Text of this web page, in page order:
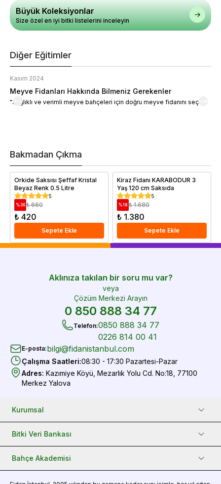
Büyük Koleksiyonlar
Size özel en iyi bitki listelerini inceleyin
Diğer Eğitimler
Kasım 2024
Meyve Fidanları Hakkında Bilmeniz Gerekenler
"Sağlıklı ve verimli meyve bahçeleri için doğru meyve fidanını seçin."
Bakmadan Çıkma
Orkide Saksısı Şeffaf Kristal
Beyaz Renk 0.5 Litre
5
%36 ₺ 660
₺ 420
Sepete Ekle
Kiraz Fidanı KARABODUR 3
Yaş 120 cm Saksıda
5
%18 ₺ 1.680
₺ 1.380
Sepete Ekle
Aklınıza takılan bir soru mu var?
veya
Çözüm Merkezi Arayın
0 850 888 34 77
Telefon:0850 888 34 77
0226 814 00 41
E-posta:bilgi@fidanistanbul.com
Çalışma Saatleri:08:30 - 17:30 Pazartesi-Pazar
Adres: Kazımiye Köyü, Mezarlık Yolu Cd. No:18, 77100
Merkez Yalova
Kurumsal
Bitki Veri Bankası
Bahçe Akademisi